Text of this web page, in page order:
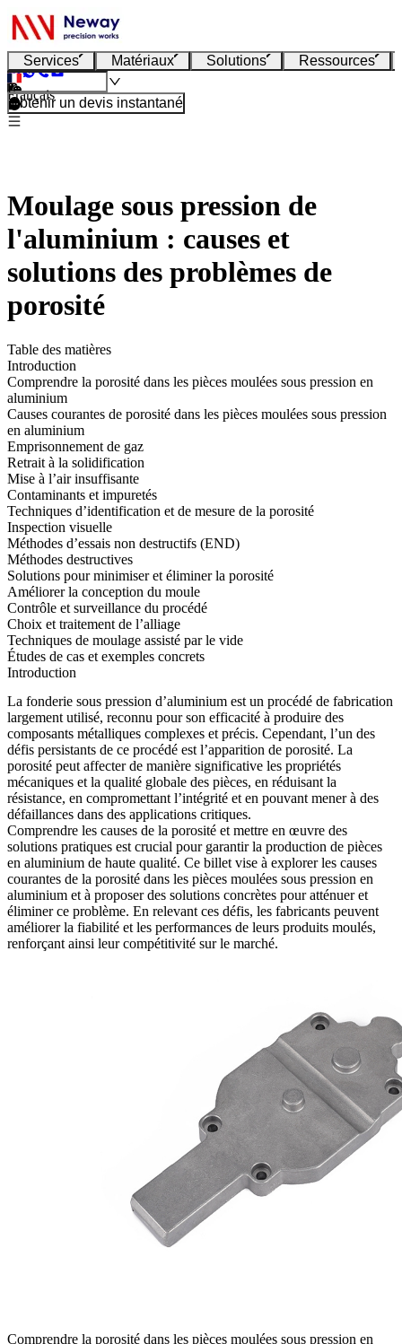
Services Matériaux Solutions Ressources
Français
Obtenir un devis instantané
Moulage sous pression de
l'aluminium : causes et
solutions des problèmes de
porosité
Table des matières
Introduction
Comprendre la porosité dans les pièces moulées sous pression en
aluminium
Causes courantes de porosité dans les pièces moulées sous pression
en aluminium
Emprisonnement de gaz
Retrait à la solidification
Mise à l’air insuffisante
Contaminants et impuretés
Techniques d’identification et de mesure de la porosité
Inspection visuelle
Méthodes d’essais non destructifs (END)
Méthodes destructives
Solutions pour minimiser et éliminer la porosité
Améliorer la conception du moule
Contrôle et surveillance du procédé
Choix et traitement de l’alliage
Techniques de moulage assisté par le vide
Études de cas et exemples concrets
Introduction
La fonderie sous pression d’aluminium est un procédé de fabrication
largement utilisé, reconnu pour son efficacité à produire des
composants métalliques complexes et précis. Cependant, l’un des
défis persistants de ce procédé est l’apparition de porosité. La
porosité peut affecter de manière significative les propriétés
mécaniques et la qualité globale des pièces, en réduisant la
résistance, en compromettant l’intégrité et en pouvant mener à des
défaillances dans des applications critiques.
Comprendre les causes de la porosité et mettre en œuvre des
solutions pratiques est crucial pour garantir la production de pièces
en aluminium de haute qualité. Ce billet vise à explorer les causes
courantes de la porosité dans les pièces moulées sous pression en
aluminium et à proposer des solutions concrètes pour atténuer et
éliminer ce problème. En relevant ces défis, les fabricants peuvent
améliorer la fiabilité et les performances de leurs produits moulés,
renforçant ainsi leur compétitivité sur le marché.
Comprendre la porosité dans les pièces moulées sous pression en